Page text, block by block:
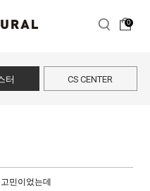
0
터 CS CENTER
민이었는데